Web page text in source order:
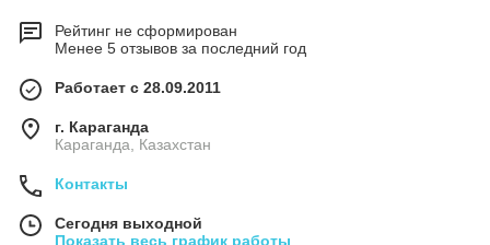
Рейтинг не сформирован
Менее 5 отзывов за последний год
Работает с 28.09.2011
г. Караганда
Караганда, Казахстан
Контакты
Сегодня выходной
Показать весь график работы